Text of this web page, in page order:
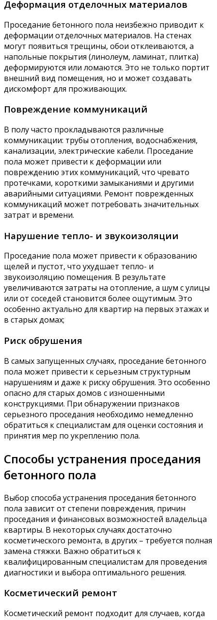
Деформация отделочных материалов
Проседание бетонного пола неизбежно приводит к
деформации отделочных материалов. На стенах
могут появиться трещины, обои отклеиваются, а
напольные покрытия (линолеум, ламинат, плитка)
деформируются или ломаются. Это не только портит
внешний вид помещения, но и может создавать
дискомфорт для проживающих.
Повреждение коммуникаций
В полу часто прокладываются различные
коммуникации: трубы отопления, водоснабжения,
канализации, электрические кабели. Проседание
пола может привести к деформации или
повреждению этих коммуникаций, что чревато
протечками, короткими замыканиями и другими
аварийными ситуациями. Ремонт поврежденных
коммуникаций может потребовать значительных
затрат и времени.
Нарушение тепло- и звукоизоляции
Проседание пола может привести к образованию
щелей и пустот, что ухудшает тепло- и
звукоизоляцию помещения. В результате
увеличиваются затраты на отопление, а шум с улицы
или от соседей становится более ощутимым. Это
особенно актуально для квартир на первых этажах и
в старых домах;
Риск обрушения
В самых запущенных случаях, проседание бетонного
пола может привести к серьезным структурным
нарушениям и даже к риску обрушения. Это особенно
опасно для старых домов с изношенными
конструкциями. При обнаружении признаков
серьезного проседания необходимо немедленно
обратиться к специалистам для оценки состояния и
принятия мер по укреплению пола.
Способы устранения проседания
бетонного пола
Выбор способа устранения проседания бетонного
пола зависит от степени повреждения, причин
проседания и финансовых возможностей владельца
квартиры. В некоторых случаях достаточно
косметического ремонта, в других – требуется полная
замена стяжки. Важно обратиться к
квалифицированным специалистам для проведения
диагностики и выбора оптимального решения.
Косметический ремонт
Косметический ремонт подходит для случаев, когда